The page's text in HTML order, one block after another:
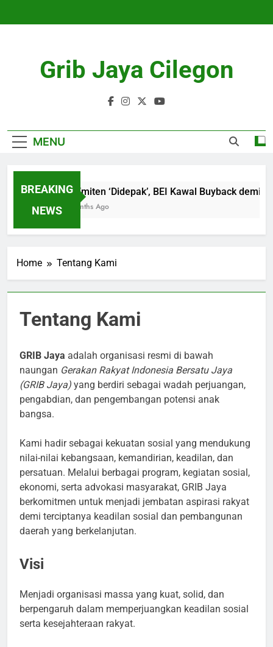
Grib Jaya Cilegon
MENU
BREAKING
NEWS
18 Emiten ‘Didepak’, BEI Kawal Buyback demi
4 Months Ago
Home Tentang Kami
Tentang Kami
GRIB Jaya adalah organisasi resmi di bawah
naungan Gerakan Rakyat Indonesia Bersatu Jaya
(GRIB Jaya) yang berdiri sebagai wadah perjuangan,
pengabdian, dan pengembangan potensi anak
bangsa.
Kami hadir sebagai kekuatan sosial yang mendukung
nilai-nilai kebangsaan, kemandirian, keadilan, dan
persatuan. Melalui berbagai program, kegiatan sosial,
ekonomi, serta advokasi masyarakat, GRIB Jaya
berkomitmen untuk menjadi jembatan aspirasi rakyat
demi terciptanya keadilan sosial dan pembangunan
daerah yang berkelanjutan.
Visi
Menjadi organisasi massa yang kuat, solid, dan
berpengaruh dalam memperjuangkan keadilan sosial
serta kesejahteraan rakyat.